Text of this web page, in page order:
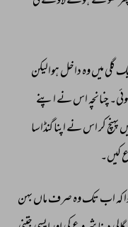
گلی میں وہ داخل ہوالیکن
چنانچہ اس نے اپنے
پہنچ کر اس نے اپنا گنڈاسا
کیں۔
کہ اب تک وہ صرف ماں بہن